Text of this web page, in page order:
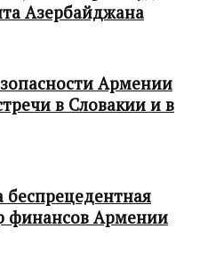
Азербайджана
Армении
в Словакии и в
беспрецедентная
финансов Армении